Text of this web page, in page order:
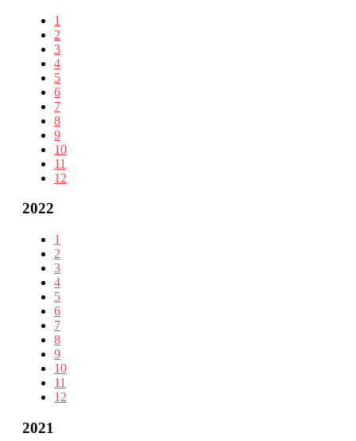
1
2
3
4
5
6
7
8
9
10
11
12
2022
1
2
3
4
5
6
7
8
9
10
11
12
2021